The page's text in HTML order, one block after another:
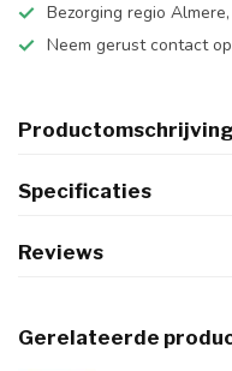
Bezorging regio
Neem gerust contact
Productomschrijving
Specificaties
Reviews
Gerelateerde